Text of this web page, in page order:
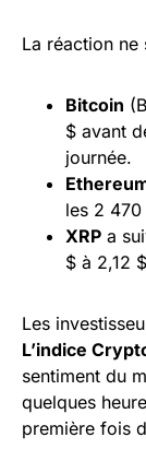
La réaction ne
Bitcoin
$ avant
journée.
les 2 470
XRP a
$ à 2,12
Les
L’indice
sentiment du
quelques
première fois